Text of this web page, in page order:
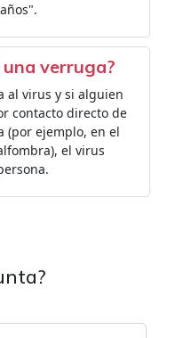
verruga?
al virus y si alguien
contacto directo de
(por ejemplo, en el
el virus